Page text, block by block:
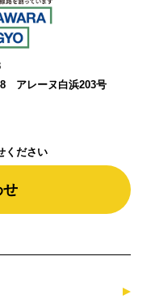
アレーヌ白浜203号
ください
せ